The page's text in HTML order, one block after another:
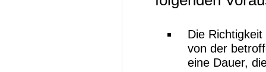
Die
von der
eine Dauer,